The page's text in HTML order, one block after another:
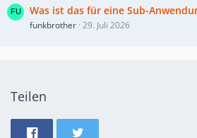
Was ist das für eine Sub-
funkbrother 29. Juli 2026
Teilen